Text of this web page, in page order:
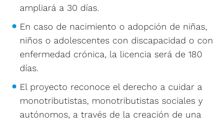
ampliará a 30 días.
En caso de nacimiento o adopción de niñas,
niños o adolescentes con discapacidad o con
enfermedad crónica, la licencia será de 180
días.
El proyecto reconoce el derecho a cuidar a
monotributistas, monotributistas sociales y
autónomos, a través de la creación de una